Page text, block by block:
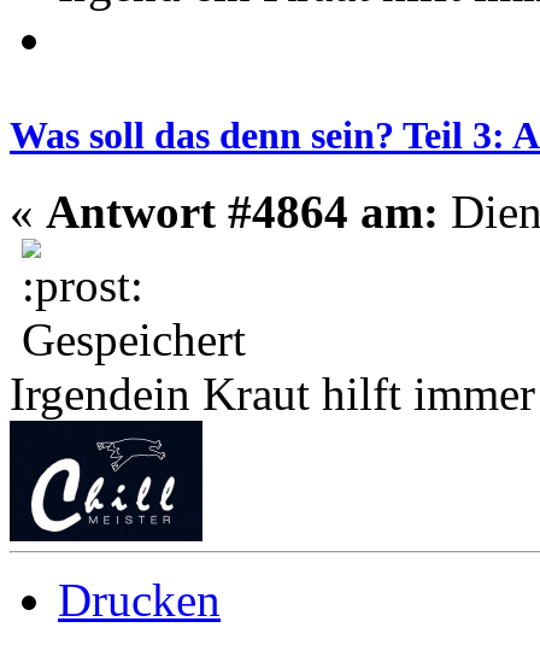
Was soll das denn sein? Teil
« Antwort #4864 am:
Gespeichert
Irgendein Kraut hilft
Drucken